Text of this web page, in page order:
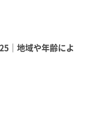
｜地域や年齢によ